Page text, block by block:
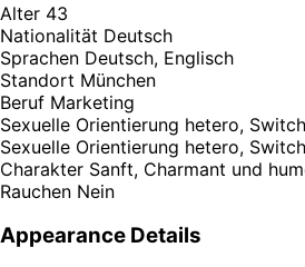
Alter 43
Nationalität Deutsch
Sprachen Deutsch, Englisch
Standort München
Beruf Marketing
Sexuelle Orientierung hetero,
Sexuelle Orientierung hetero,
Charakter Sanft, Charmant und
Rauchen Nein
Appearance Details